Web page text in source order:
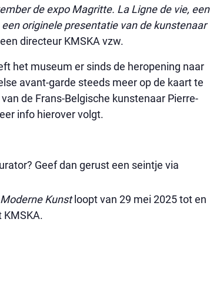
de expo Magritte. La Ligne de vie, een
originele presentatie van de kunstenaar
directeur KMSKA vzw.
het museum er sinds de heropening naar
avant-garde steeds meer op de kaart te
de Frans-Belgische kunstenaar Pierre-
info hierover volgt.
Geef dan gerust een seintje via
Kunstloopt van 29 mei 2025 tot en